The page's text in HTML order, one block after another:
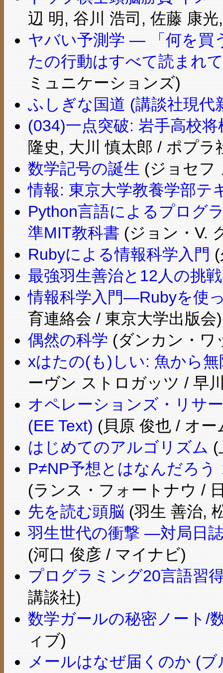
辺 明, 谷川 浩司, 佐藤 康
ヤバい予測学 ― 「何を買
たの行動はすべて読まれ
ミュニケーションズ)
ふしぎな国道 (講談社現代
(034)一点突破: 岩手高校
隆史, 大川 慎太郎 / ポプラ
数学記号の誕生 (ジョセフ
情報: 東京大学教養学部テ
Python言語によるプログ
準MIT教科書 (ジョン・V.
Rubyによる情報科学入門
最強羽生善治と12人の挑
情報科学入門―Rubyを使
育連絡会 / 東京大学出版会)
偶然の科学 (ダンカン・ワ
xはたの(も)しい: 魚から
ーヴン ストロガッツ / 早
オペレーションズ・リサ
(EE Text) (貝原 俊也 / オー
はじめてのアルゴリズム (
P≠NP予想とはなんだろ
(ランス・フォートナウ /
先を読む頭脳 (羽生 善治,
羽生世代の衝撃 ―対局日
(河口 俊彦 / マイナビ)
プログラミング20言語習
講談社)
数学ガールの秘密ノート/
ィブ)
メールはなぜ届くのか (